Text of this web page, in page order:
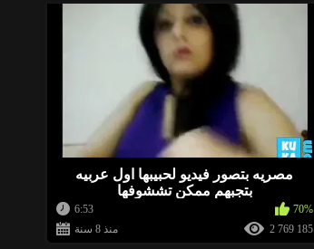
مصريه بتصور فيديو لحبيبها اول عربيه
بتجبهم ممكن تششوفها
6:53
70%
منذ 8 سنة
2 769 185